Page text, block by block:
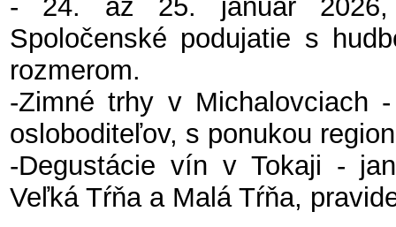
- 24. až 25. január 2026,
Spoločenské podujatie s
rozmerom.
-Zimné trhy v Michalovciach
osloboditeľov, s ponukou
-Degustácie vín v Tokaji -
Veľká Tŕňa a Malá Tŕňa,